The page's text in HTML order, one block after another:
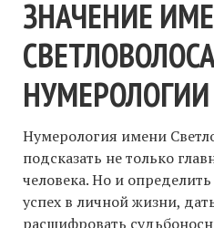
ЗНАЧЕНИЕ
НУМЕРОЛОГИИ
Нумерология имени
подсказать не только
человека. Но и определить
успех в личной жизни,
расшифровать